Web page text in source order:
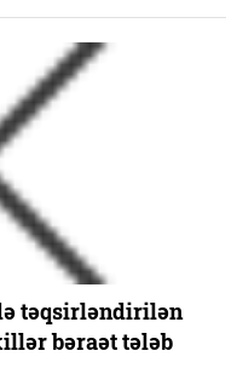
təqsirləndirilən
bəraət tələb